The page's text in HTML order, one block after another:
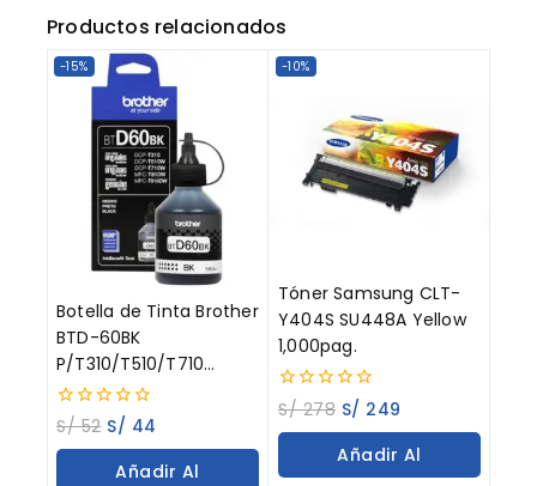
Productos relacionados
-15%
Botella de Tinta Brother
BTD-60BK
P/T310/T510/T710
Negro 108ML
0
out
of
S/52 S/ 44
Añadir Al
-10%
Tóner Samsung CLT-
Y404S SU448A Yellow
1,000pag.
0
out
of
S/278 S/ 249
Añadir Al